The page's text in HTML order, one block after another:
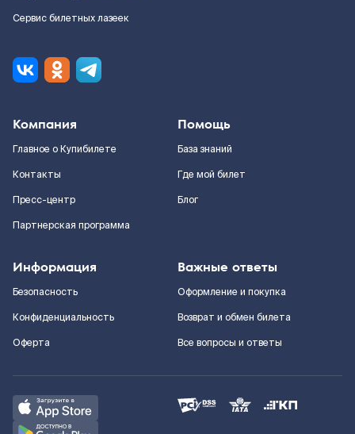
Сервис билетных лазеек
Компания
Главное о Купибилете
Контакты
Пресс-центр
Партнерская программа
Помощь
База знаний
Где мой билет
Блог
Информация
Безопасность
Конфиденциальность
Оферта
Важные ответы
Оформление и покупка
Возврат и обмен билета
Все вопросы и ответы